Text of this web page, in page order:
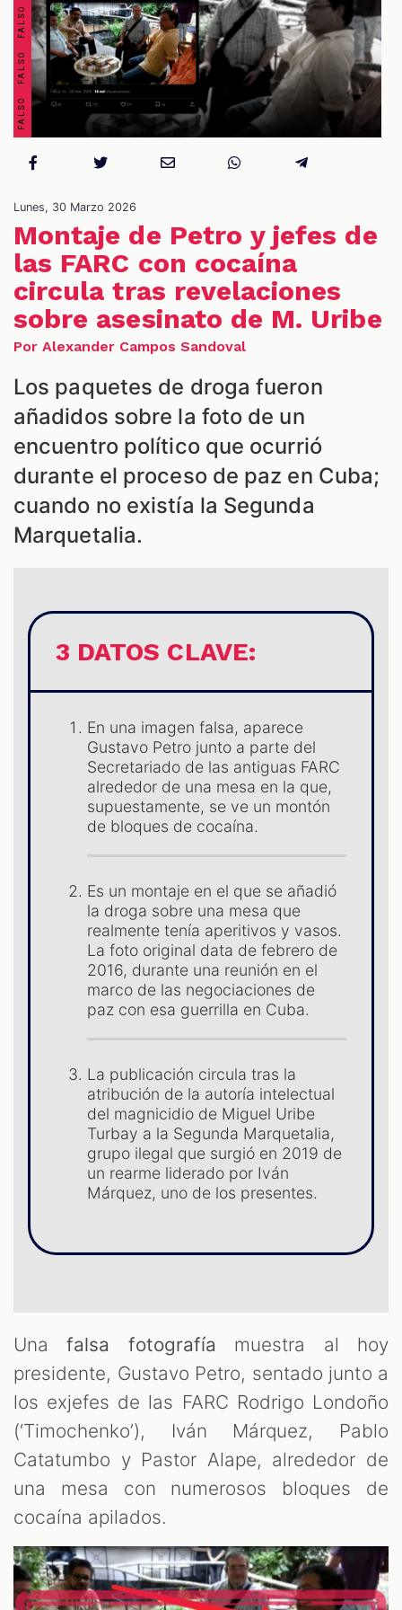
Lunes, 30 Marzo 2026
Montaje de Petro y jefes de
las FARC con cocaína
circula tras revelaciones
sobre asesinato de M. Uribe
Por Alexander Campos Sandoval
Los paquetes de droga fueron
añadidos sobre la foto de un
encuentro político que ocurrió
durante el proceso de paz en Cuba;
cuando no existía la Segunda
Marquetalia.
3 DATOS CLAVE:
En una imagen falsa, aparece
Gustavo Petro junto a parte del
Secretariado de las antiguas FARC
alrededor de una mesa en la que,
supuestamente, se ve un montón
de bloques de cocaína.
Es un montaje en el que se añadió
la droga sobre una mesa que
realmente tenía aperitivos y vasos.
La foto original data de febrero de
2016, durante una reunión en el
marco de las negociaciones de
paz con esa guerrilla en Cuba.
La publicación circula tras la
atribución de la autoría intelectual
del magnicidio de Miguel Uribe
Turbay a la Segunda Marquetalia,
grupo ilegal que surgió en 2019 de
un rearme liderado por Iván
Márquez, uno de los presentes.
Unafalsa fotografía muestra al hoy
presidente, Gustavo Petro, sentado junto a
los exjefes de las FARC Rodrigo Londoño
(‘Timochenko’), Iván Márquez, Pablo
Catatumbo y Pastor Alape, alrededor de
una mesa con numerosos bloques de
cocaína apilados.